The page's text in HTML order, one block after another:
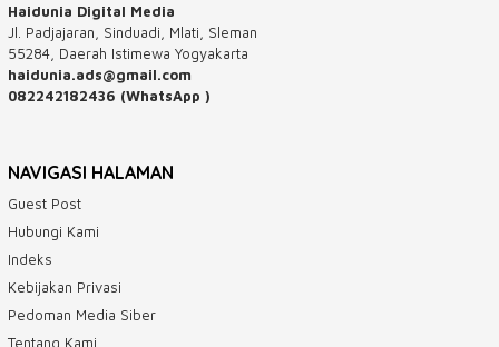
Haidunia Digital Media
Jl. Padjajaran, Sinduadi, Mlati, Sleman
55284, Daerah Istimewa Yogyakarta
haidunia.ads@gmail.com
082242182436 (WhatsApp )
NAVIGASI HALAMAN
Guest Post
Hubungi Kami
Indeks
Kebijakan Privasi
Pedoman Media Siber
Tentang Kami